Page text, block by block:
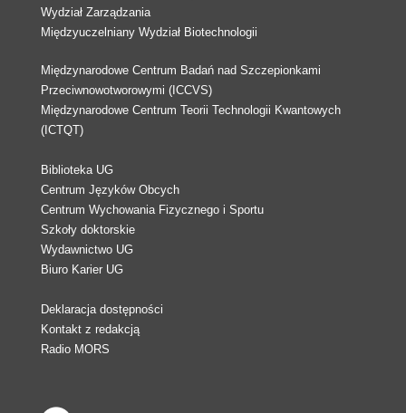
Wydział Zarządzania
Międzyuczelniany Wydział Biotechnologii
Międzynarodowe Centrum Badań nad Szczepionkami
Przeciwnowotworowymi (ICCVS)
Międzynarodowe Centrum Teorii Technologii Kwantowych
(ICTQT)
Biblioteka UG
Centrum Języków Obcych
Centrum Wychowania Fizycznego i Sportu
Szkoły doktorskie
Wydawnictwo UG
Biuro Karier UG
Deklaracja dostępności
Kontakt z redakcją
Radio MORS